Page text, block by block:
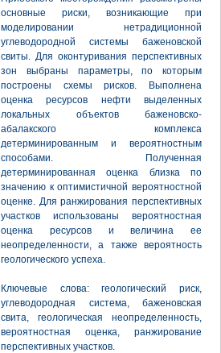
основные риски, возникающие при
моделировании нетрадиционной
углеводородной системы баженовской
свиты. Для оконтуривания перспективных
зон выбраны параметры, по которым
построены схемы рисков. Выполнена
оценка ресурсов нефти выделенных
локальных объектов баженовско-
абалакского комплекса
детерминированным и вероятностным
способами. Полученная
детерминированная оценка близка по
значению к оптимистичной вероятностной
оценке. Для ранжирования перспективных
участков использованы вероятностная
оценка ресурсов и величина ее
неопределенности, а также вероятность
геологического успеха.
Ключевые слова: геологический риск,
углеводородная система, баженовская
свита, геологическая неопределенность,
вероятностная оценка, ранжирование
перспективных участков.